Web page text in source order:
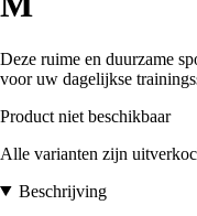
Deze ruime en duurzame
voor uw dagelijkse
Product niet beschikbaar
Alle varianten zijn
Beschrijving